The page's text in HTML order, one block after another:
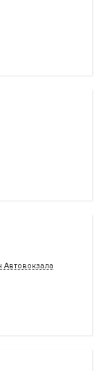
Автовокзала